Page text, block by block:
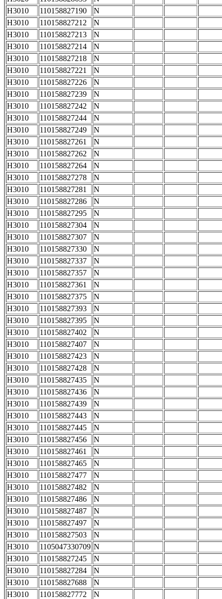
H3010
110158827190
N
H3010
110158827212
N
H3010
110158827213
N
H3010
110158827214
N
H3010
110158827218
N
H3010
110158827221
N
H3010
110158827226
N
H3010
110158827239
N
H3010
110158827242
N
H3010
110158827244
N
H3010
110158827249
N
H3010
110158827261
N
H3010
110158827262
N
H3010
110158827264
N
H3010
110158827278
N
H3010
110158827281
N
H3010
110158827286
N
H3010
110158827295
N
H3010
110158827304
N
H3010
110158827307
N
H3010
110158827330
N
H3010
110158827337
N
H3010
110158827357
N
H3010
110158827361
N
H3010
110158827375
N
H3010
110158827393
N
H3010
110158827395
N
H3010
110158827402
N
H3010
110158827407
N
H3010
110158827423
N
H3010
110158827428
N
H3010
110158827435
N
H3010
110158827436
N
H3010
110158827439
N
H3010
110158827443
N
H3010
110158827445
N
H3010
110158827456
N
H3010
110158827461
N
H3010
110158827465
N
H3010
110158827477
N
H3010
110158827482
N
H3010
110158827486
N
H3010
110158827487
N
H3010
110158827497
N
H3010
110158827503
N
H3010
1105047330709 N
H3010
110158827245
N
H3010
110158827284
N
H3010
110158827688
N
H3010
110158827772
N